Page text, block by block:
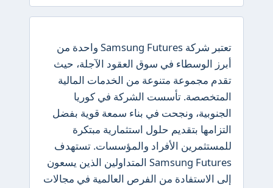
تعتبر شركة Samsung Futures واحدة من
أبرز الوسطاء في سوق العقود الآجلة، حيث
تقدم مجموعة متنوعة من الخدمات المالية
المتخصصة. تأسست الشركة في كوريا
الجنوبية، ونجحت في بناء سمعة قوية بفضل
التزامها بتقديم حلول استثمارية مبتكرة
للمستثمرين الأفراد والمؤسسات. تستهدف
Samsung Futures المتداولين الذين يسعون
إلى الاستفادة من الفرص العالمية في مجالات